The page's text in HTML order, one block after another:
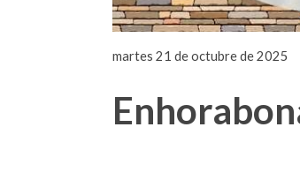
martes 21 de octubre de 2025